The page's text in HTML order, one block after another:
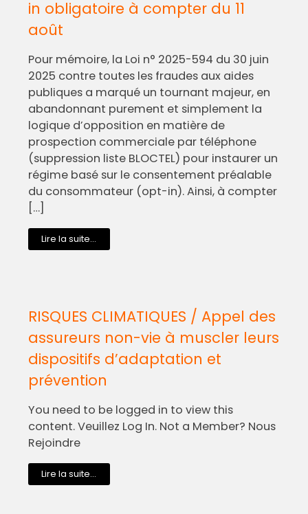
in obligatoire à compter du 11
août
Pour mémoire, la Loi n° 2025-594 du 30 juin
2025 contre toutes les fraudes aux aides
publiques a marqué un tournant majeur, en
abandonnant purement et simplement la
logique d’opposition en matière de
prospection commerciale par téléphone
(suppression liste BLOCTEL) pour instaurer un
régime basé sur le consentement préalable
du consommateur (opt-in). Ainsi, à compter
[…]
Lire la suite...
RISQUES CLIMATIQUES / Appel des
assureurs non-vie à muscler leurs
dispositifs d’adaptation et
prévention
You need to be logged in to view this
content. Veuillez Log In. Not a Member? Nous
Rejoindre
Lire la suite...